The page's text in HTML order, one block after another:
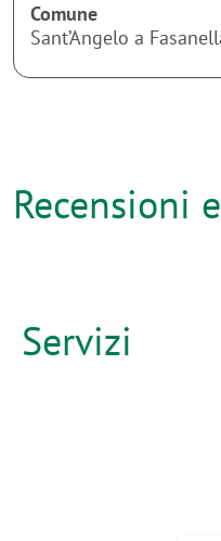
Comune
Sant’Angelo a
Recensioni
Servizi